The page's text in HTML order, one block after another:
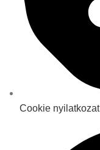
Cookie nyilatkozat